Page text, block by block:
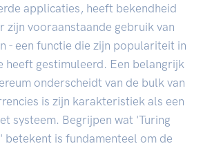
applicaties, heeft bekendheid
zijn vooraanstaande gebruik van
- een functie die zijn populariteit in
heeft gestimuleerd. Een belangrijk
onderscheidt van de bulk van
is zijn karakteristiek als een
systeem. Begrijpen wat 'Turing
betekent is fundamenteel om de